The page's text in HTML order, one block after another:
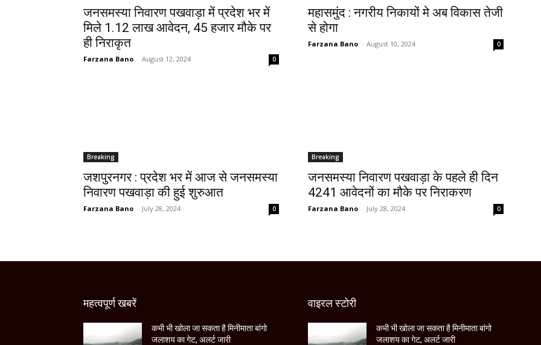
जनसमस्या निवारण पखवाड़ा में प्रदेश भर में
मिले 1.12 लाख आवेदन, 45 हजार मौके पर
ही निराकृत
Farzana Bano - August 12, 2024 0
महासमुंद : नगरीय निकायों मे अब विकास तेजी
से होगा
Farzana Bano - August 10, 2024 0
Breaking
जशपुरनगर : प्रदेश भर में आज से जनसमस्या
निवारण पखवाड़ा की हुई शुरुआत
Farzana Bano - July 28, 2024 0
Breaking
जनसमस्या निवारण पखवाड़ा के पहले ही दिन
4241 आवेदनों का मौके पर निराकरण
Farzana Bano - July 28, 2024 0
महत्वपूर्ण खबरें
कभी भी खोला जा सकता है मिनीमाता बांगो
जलाशय का गेट, अलर्ट जारी
वाइरल स्टोरी
कभी भी खोला जा सकता है मिनीमाता बांगो
जलाशय का गेट, अलर्ट जारी